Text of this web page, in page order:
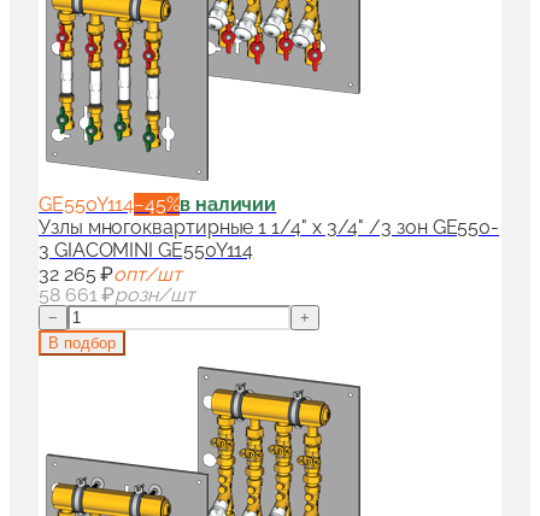
GE550Y114−45%в наличии
Узлы многоквартирные 1 1/4" x 3/4" /3 зон GE550-
3 GIACOMINI GE550Y114
32 265 ₽опт/шт
58 661 ₽розн/шт
−
+
В подбор